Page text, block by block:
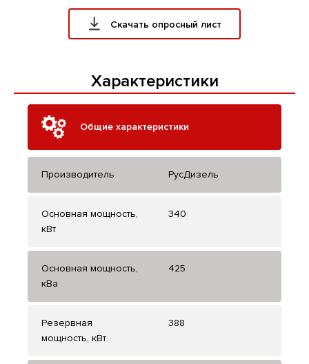
Скачать опросный лист
Характеристики
Общие характеристики
Производитель РусДизель
Основная мощность,
кВт
340
Основная мощность,
кВа
425
Резервная
мощность, кВт
388